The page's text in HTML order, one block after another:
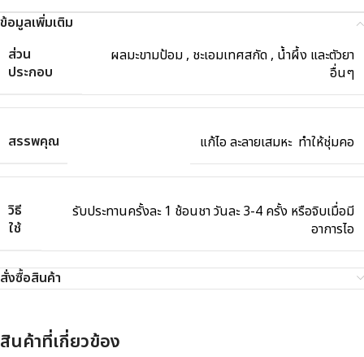
ข้อมูลเพิ่มเติม
ส่วน
ประกอบ
ผลมะขามป้อม , ชะเอมเทศสกัด , น้ำผึ้ง และตัวยา
อื่นๆ
สรรพคุณ แก้ไอ ละลายเสมหะ ทำให้ชุ่มคอ
วิธี
ใช้
รับประทานครั้งละ 1 ช้อนชา วันละ 3-4 ครั้ง หรือจิบเมื่อมี
อาการไอ
สั่งซื้อสินค้า
สินค้าที่เกี่ยวข้อง